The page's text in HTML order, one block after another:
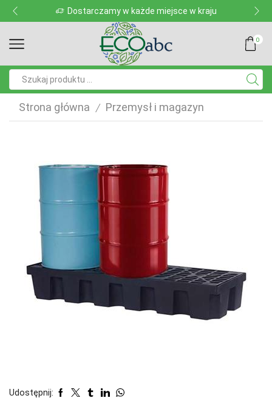
Dostarczamy w każde miejsce w kraju
0
Strona główna / Przemysł i magazyn
Udostępnij: